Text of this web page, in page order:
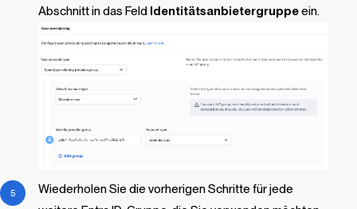
Abschnitt in das Feld Identitätsanbietergruppeein.
Wiederholen Sie die vorherigen Schritte für jede